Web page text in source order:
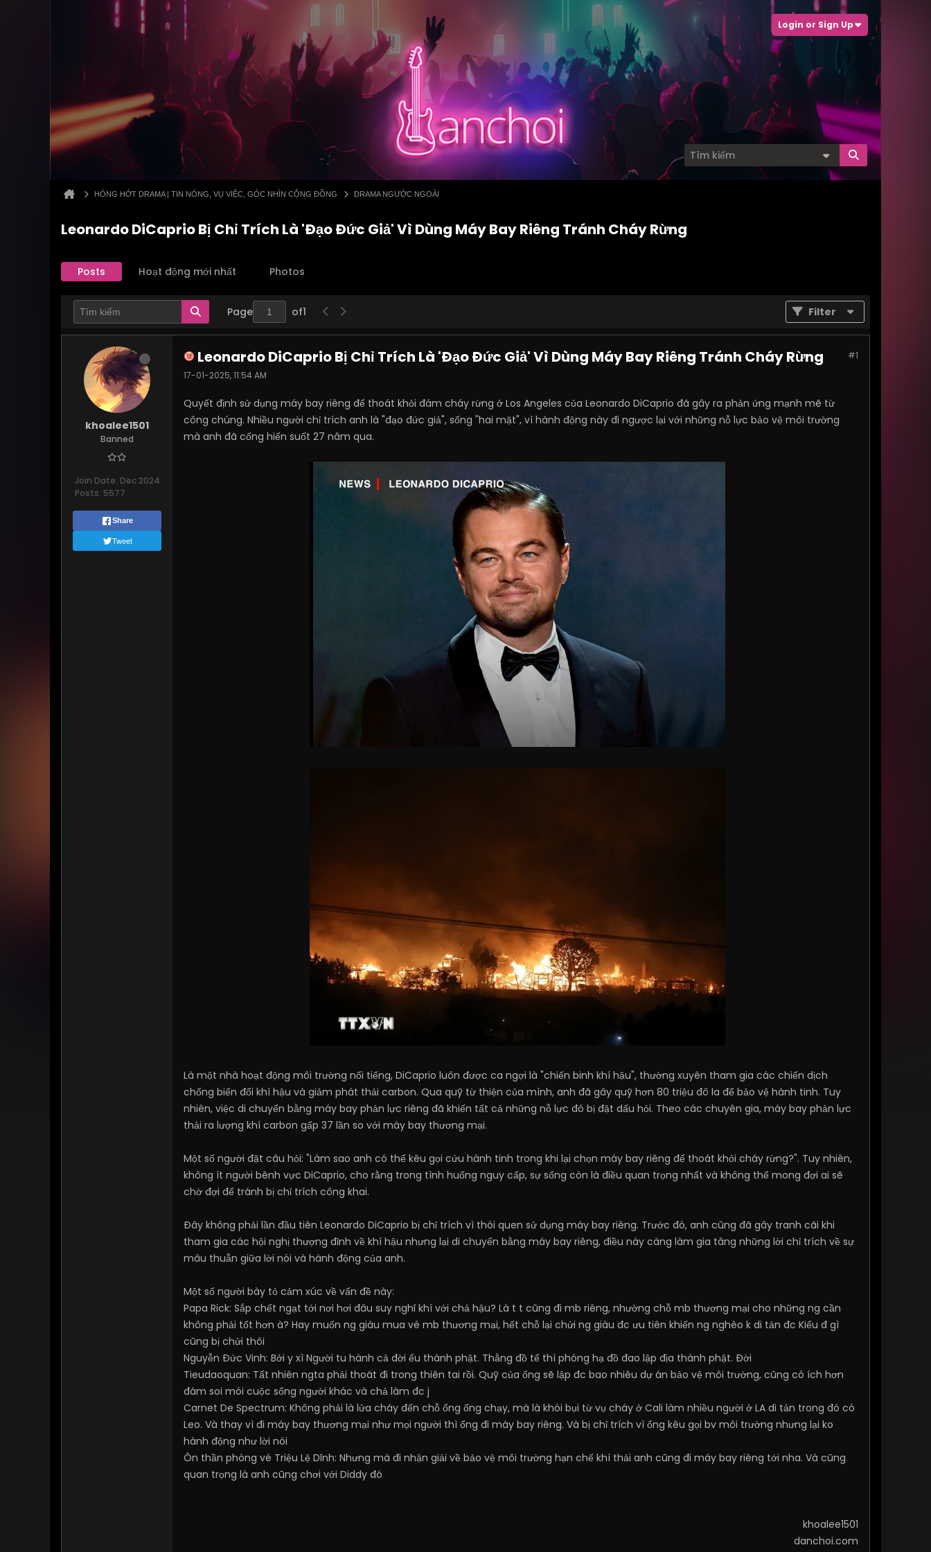
Login or Sign Up
HÓNG HỚT DRAMA | TIN NÓNG, VỤ VIỆC, GÓC NHÌN CỘNG ĐỒNG DRAMA NGƯỚC NGOÀI
Leonardo DiCaprio Bị Chỉ Trích Là 'Đạo Đức Giả' Vì Dùng Máy Bay Riêng Tránh Cháy Rừng
Posts Hoạt động mới nhất Photos
Page of1 Filter
khoalee1501
Banned
Join Date: Dec 2024
Posts: 5577
Share
Tweet
#1
Leonardo DiCaprio Bị Chỉ Trích Là 'Đạo Đức Giả' Vì Dùng Máy Bay Riêng Tránh Cháy Rừng
17-01-2025, 11:54 AM
Quyết định sử dụng máy bay riêng để thoát khỏi đám cháy rừng ở Los Angeles của Leonardo DiCaprio đã gây ra phản ứng mạnh mẽ từ
công chúng. Nhiều người chỉ trích anh là "đạo đức giả", sống "hai mặt", vì hành động này đi ngược lại với những nỗ lực bảo vệ môi trường
mà anh đã cống hiến suốt 27 năm qua.
Là một nhà hoạt động môi trường nổi tiếng, DiCaprio luôn được ca ngợi là "chiến binh khí hậu", thường xuyên tham gia các chiến dịch
chống biến đổi khí hậu và giảm phát thải carbon. Qua quỹ từ thiện của mình, anh đã gây quỹ hơn 80 triệu đô la để bảo vệ hành tinh. Tuy
nhiên, việc di chuyển bằng máy bay phản lực riêng đã khiến tất cả những nỗ lực đó bị đặt dấu hỏi. Theo các chuyên gia, máy bay phản lực
thải ra lượng khí carbon gấp 37 lần so với máy bay thương mại.
Một số người đặt câu hỏi: "Làm sao anh có thể kêu gọi cứu hành tinh trong khi lại chọn máy bay riêng để thoát khỏi cháy rừng?". Tuy nhiên,
không ít người bênh vực DiCaprio, cho rằng trong tình huống nguy cấp, sự sống còn là điều quan trọng nhất và không thể mong đợi ai sẽ
chờ đợi để tránh bị chỉ trích công khai.
Đây không phải lần đầu tiên Leonardo DiCaprio bị chỉ trích vì thói quen sử dụng máy bay riêng. Trước đó, anh cũng đã gây tranh cãi khi
tham gia các hội nghị thượng đỉnh về khí hậu nhưng lại di chuyển bằng máy bay riêng, điều này càng làm gia tăng những lời chỉ trích về sự
mâu thuẫn giữa lời nói và hành động của anh.
Một số người bày tỏ cảm xúc về vấn đề này:
Papa Rick: Sắp chết ngạt tới nơi hơi đâu suy nghĩ khí với chả hậu? Là t t cũng đi mb riêng, nhường chỗ mb thương mại cho những ng cần
không phải tốt hơn à? Hay muốn ng giàu mua vé mb thương mại, hết chỗ lại chửi ng giàu đc ưu tiên khiến ng nghèo k di tản đc Kiểu đ gì
cũng bị chửi thôi
Nguyễn Đức Vinh: Bởi y xì Người tu hành cả đời ếu thành phật. Thằng đồ tể thì phóng hạ đồ đao lập địa thành phật. Đời
Tieudaoquan: Tất nhiên ngta phải thoát đi trong thiên tai rồi. Quỹ của ổng sẽ lập đc bao nhiêu dự án bảo vệ môi trường, cũng có ích hơn
đám soi mói cuộc sống người khác và chả làm đc j
Carnet De Spectrum: Không phải là lửa cháy đến chỗ ổng ổng chạy, mà là khói bụi từ vụ cháy ở Cali làm nhiều người ở LA di tản trong đó có
Leo. Và thay vì đi máy bay thương mại như mọi người thì ổng đi máy bay riêng. Và bị chỉ trích vì ổng kêu gọi bv môi trường nhưng lại ko
hành động như lời nói
Ôn thần phòng vé Triệu Lệ Dĩnh: Nhưng mà đi nhận giải về bảo vệ môi trường hạn chế khí thải anh cũng đi máy bay riêng tới nha. Và cũng
quan trọng là anh cũng chơi với Diddy đó
khoalee1501
danchoi.com